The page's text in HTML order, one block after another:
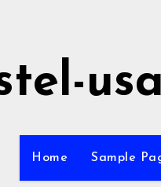
Home Sample